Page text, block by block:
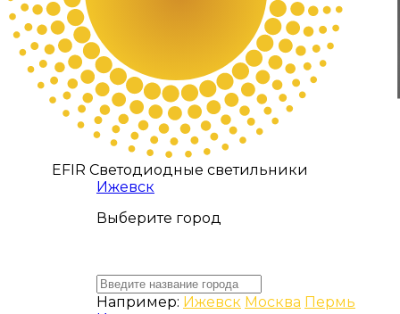
EFIR Светодиодные светильники
Ижевск
Выберите город
Например: Ижевск Москва Пермь